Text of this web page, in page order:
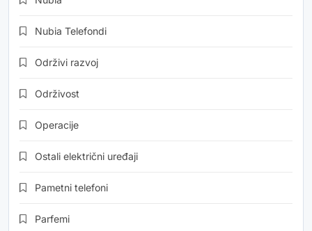
Nubia Telefondi
Održivi razvoj
Održivost
Operacije
Ostali električni uređaji
Pametni telefoni
Parfemi